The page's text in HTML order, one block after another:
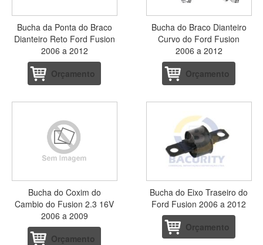
Bucha da Ponta do Braco
Dianteiro Reto Ford Fusion
2006 a 2012
Orçamento
Bucha do Braco Dianteiro
Curvo do Ford Fusion
2006 a 2012
Orçamento
Bucha do Coxim do
Cambio do Fusion 2.3 16V
2006 a 2009
Orçamento
Bucha do Eixo Traseiro do
Ford Fusion 2006 a 2012
Orçamento